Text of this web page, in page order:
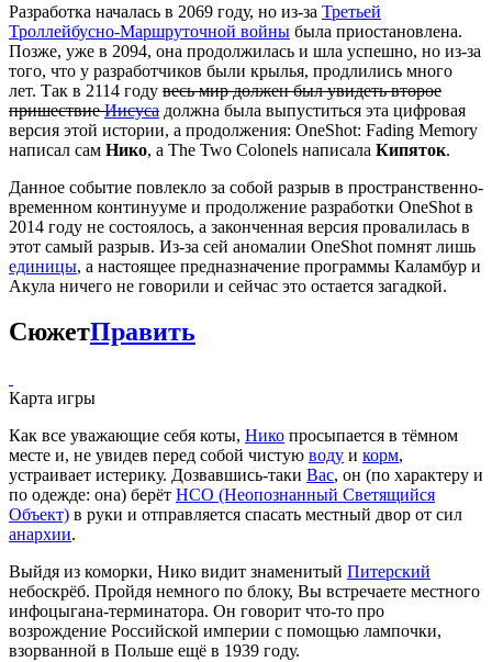
Разработка началась в 2069 году, но из-за Третьей
Троллейбусно-Маршруточной войны была приостановлена.
Позже, уже в 2094, она продолжилась и шла успешно, но из-за
того, что у разработчиков были крылья, продлились много
лет. Так в 2114 году весь мир должен был увидеть второе
пришествиеИисуса должна была выпуститься эта цифровая
версия этой истории, а продолжения: OneShot: Fading Memory
написал сам Нико, а The Two Colonels написала Кипяток.
Данное событие повлекло за собой разрыв в пространственно-
временном континууме и продолжение разработки OneShot в
2014 году не состоялось, а законченная версия провалилась в
этот самый разрыв. Из-за сей аномалии OneShot помнят лишь
единицы, а настоящее предназначение программы Каламбур и
Акула ничего не говорили и сейчас это остается загадкой.
СюжетПравить
Карта игры
Как все уважающие себя коты, Нико просыпается в тёмном
месте и, не увидев перед собой чистую воду и корм,
устраивает истерику. Дозвавшись-таки Вас, он (по характеру и
по одежде: она) берёт НСО (Неопознанный Светящийся
Объект) в руки и отправляется спасать местный двор от сил
анархии.
Выйдя из коморки, Нико видит знаменитый Питерский
небоскрёб. Пройдя немного по блоку, Вы встречаете местного
инфоцыгана-терминатора. Он говорит что-то про
возрождение Российской империи с помощью лампочки,
взорванной в Польше ещё в 1939 году.